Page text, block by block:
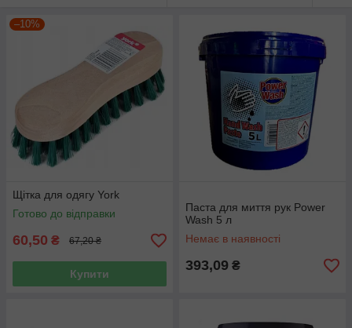
–10%
Щітка для одягу York
Готово до відправки
60,50 ₴ 67,20 ₴
Купити
Паста для миття рук Power
Wash 5 л
Немає в наявності
393,09 ₴